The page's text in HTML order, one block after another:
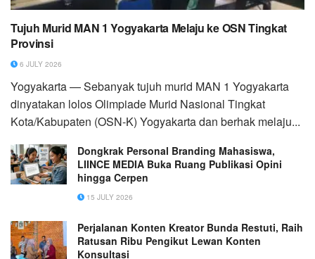
Tujuh Murid MAN 1 Yogyakarta Melaju ke OSN Tingkat
Provinsi
6 JULY 2026
Yogyakarta — Sebanyak tujuh murid MAN 1 Yogyakarta
dinyatakan lolos Olimpiade Murid Nasional Tingkat
Kota/Kabupaten (OSN-K) Yogyakarta dan berhak melaju...
Dongkrak Personal Branding Mahasiswa,
LIINCE MEDIA Buka Ruang Publikasi Opini
hingga Cerpen
15 JULY 2026
Perjalanan Konten Kreator Bunda Restuti, Raih
Ratusan Ribu Pengikut Lewan Konten
Konsultasi